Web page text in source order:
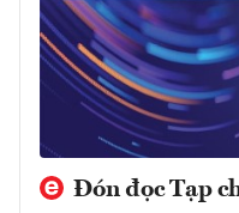
Đón đọc Tạp